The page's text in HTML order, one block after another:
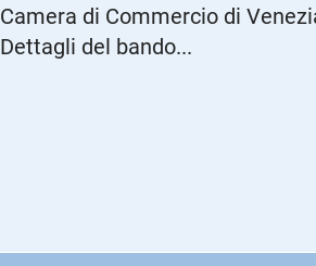
Camera di Commercio di
Dettagli del bando...